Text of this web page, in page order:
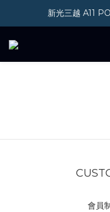
加入
新光三越 A11
加入
會員